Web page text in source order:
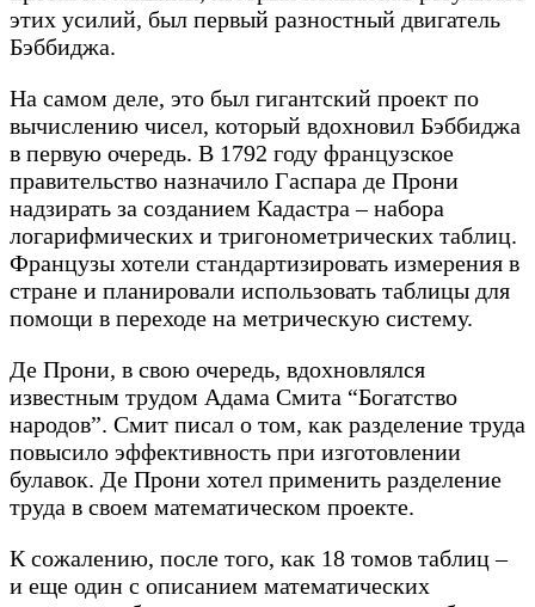
этих усилий, был первый разностный двигатель
Бэббиджа.
На самом деле, это был гигантский проект по
вычислению чисел, который вдохновил Бэббиджа
в первую очередь. В 1792 году французское
правительство назначило Гаспара де Прони
надзирать за созданием Кадастра – набора
логарифмических и тригонометрических таблиц.
Французы хотели стандартизировать измерения в
стране и планировали использовать таблицы для
помощи в переходе на метрическую систему.
Де Прони, в свою очередь, вдохновлялся
известным трудом Адама Смита “Богатство
народов”. Смит писал о том, как разделение труда
повысило эффективность при изготовлении
булавок. Де Прони хотел применить разделение
труда в своем математическом проекте.
К сожалению, после того, как 18 томов таблиц –
и еще один с описанием математических